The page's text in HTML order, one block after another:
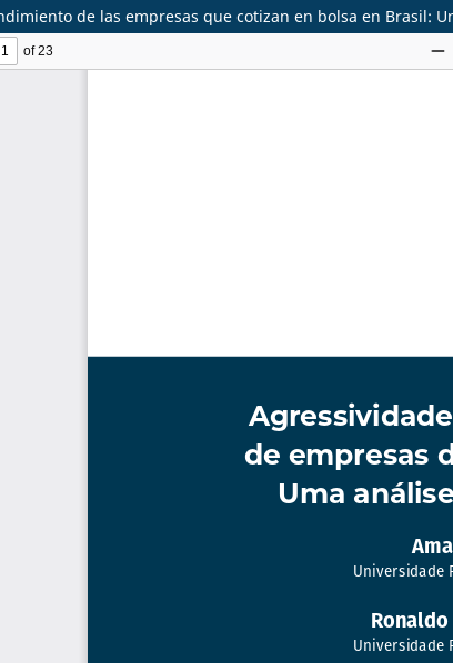
de las empresas que cotizan en bolsa en Brasil: